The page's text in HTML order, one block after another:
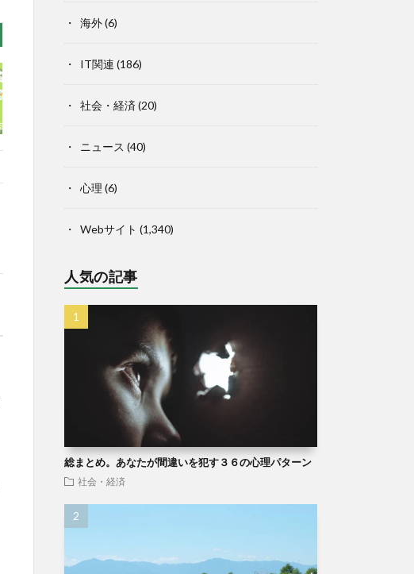
海外(6)
IT関連 (186)
社会・経済(20)
ニュース (40)
心理 (6)
Webサイト (1,340)
人気の記事
総まとめ。あなたが間違いを犯す３６の心理パターン
社会・経済